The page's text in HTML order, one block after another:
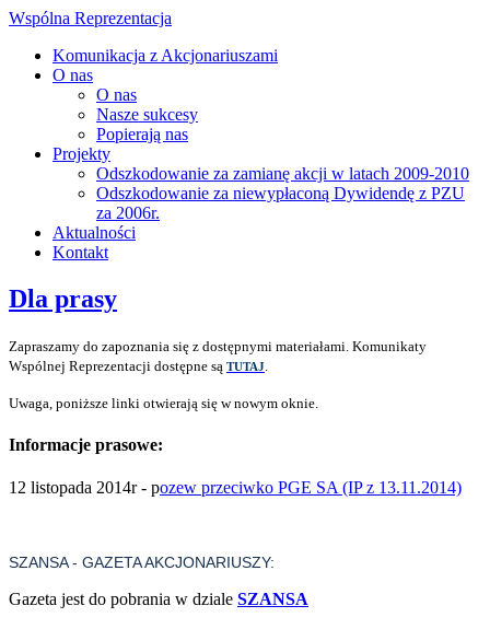
Wspólna Reprezentacja
Komunikacja z Akcjonariuszami
O nas
O nas
Nasze sukcesy
Popierają nas
Projekty
Odszkodowanie za zamianę akcji w latach 2009-2010
Odszkodowanie za niewypłaconą Dywidendę z PZU
za 2006r.
Aktualności
Kontakt
Dla prasy
Zapraszamy do zapoznania się z dostępnymi materiałami. Komunikaty
Wspólnej Reprezentacji dostępne są TUTAJ
Uwaga, poniższe linki otwierają się w nowym oknie.
Informacje prasowe:
12 listopada 2014r - pozew przeciwko PGE SA (IP z 13.11.2014)
SZANSA - GAZETA AKCJONARIUSZY:
Gazeta jest do pobrania w dziale SZANSA